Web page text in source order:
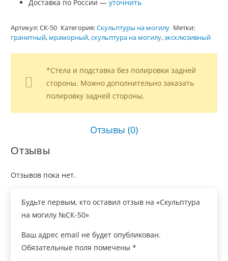
Доставка по России — уточнить
Артикул:СК-50 Категория:Скульптуры на могилу Метки:
гранитный, мраморный,скульптура на могилу,эксклюзивный
*Стела и подставка без полировки задней
стороны. Можно дополнительно заказать
полировку задней стороны.
Отзывы (0)
Отзывы
Отзывов пока нет.
Будьте первым, кто оставил отзыв на «Скульптура
на могилу №СК-50»
Ваш адрес email не будет опубликован.
Обязательные поля помечены *